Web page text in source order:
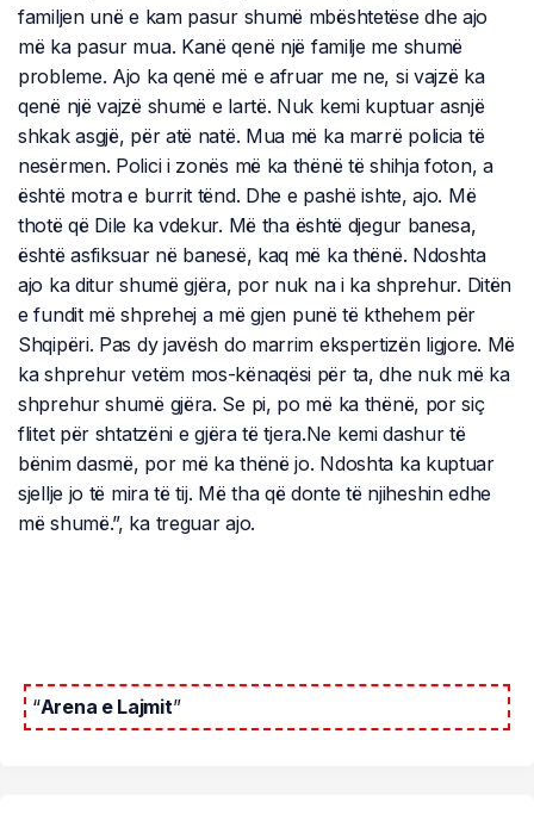
familjen unë e kam pasur shumë mbështetëse dhe ajo
më ka pasur mua. Kanë qenë një familje me shumë
probleme. Ajo ka qenë më e afruar me ne, si vajzë ka
qenë një vajzë shumë e lartë. Nuk kemi kuptuar asnjë
shkak asgjë, për atë natë. Mua më ka marrë policia të
nesërmen. Polici i zonës më ka thënë të shihja foton, a
është motra e burrit tënd. Dhe e pashë ishte, ajo. Më
thotë që Dile ka vdekur. Më tha është djegur banesa,
është asfiksuar në banesë, kaq më ka thënë. Ndoshta
ajo ka ditur shumë gjëra, por nuk na i ka shprehur. Ditën
e fundit më shprehej a më gjen punë të kthehem për
Shqipëri. Pas dy javësh do marrim ekspertizën ligjore. Më
ka shprehur vetëm mos-kënaqësi për ta, dhe nuk më ka
shprehur shumë gjëra. Se pi, po më ka thënë, por siç
flitet për shtatzëni e gjëra të tjera.Ne kemi dashur të
bënim dasmë, por më ka thënë jo. Ndoshta ka kuptuar
sjellje jo të mira të tij. Më tha që donte të njiheshin edhe
më shumë.”, ka treguar ajo.
“Arena e Lajmit”